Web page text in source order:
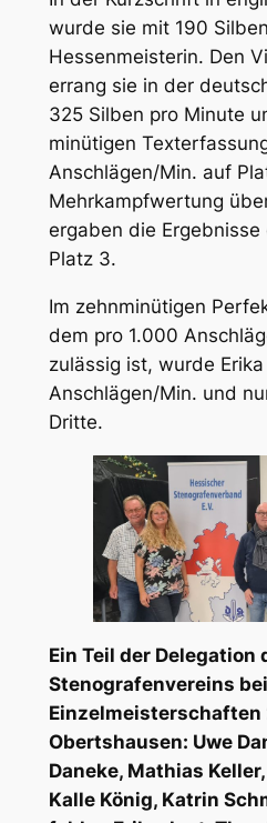
wurde sie mit 190
Hessenmeisterin. Den
errang sie in der
325 Silben pro Minute
minütigen
Anschlägen/Min. auf
Mehrkampfwertung
ergaben die
Platz 3.
Im zehnminütigen
dem pro 1.000
zulässig ist, wurde
Anschlägen/Min. und
Dritte.
Ein Teil der Delegation
Stenografenvereins
Einzelmeisterschaften
Obertshausen: Uwe
Daneke, Mathias
Kalle König, Katrin